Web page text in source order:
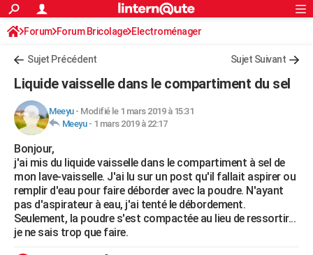
ACTUALITÉS
Politique
Société
Faits Divers
Education
Monde
Villes
+
FINANCE
Retraite
Impôts
Epargne
Immobilier
Risques naturels par ville
Banque
Assurance
Crédit
AUTO
Essais
Réserver un essai
Citadines
Berlines
SUV
Forum auto
+HIGH-TECH
Mobiles
Meilleur smartphone
Internet
Ordinateurs
Jeux vidéo
Guide high-tech
+BRICOLAGE
Forum
Aménagement intérieur
Extérieur
Cuisine
Salle de bains
Jardinage
Rangement
WEEK-END
Guides de France
Escapades
Patrimoine
Expositions
Musées
Week-end nature
+
S'inscrire
Connexion
Forum Forum Bricolage Electroménager
Sujet Précédent Sujet Suivant
Liquide vaisselle dans le compartiment du sel
Meeyu- Modifié le 1 mars 2019 à 15:31
Meeyu- 1 mars 2019 à 22:17
Bonjour,
j'ai mis du liquide vaisselle dans le compartiment à sel de
mon lave-vaisselle. J'ai lu sur un post qu'il fallait aspirer ou
remplir d'eau pour faire déborder avec la poudre. N'ayant
pas d'aspirateur à eau, j'ai tenté le débordement.
Seulement, la poudre s'est compactée au lieu de ressortir...
je ne sais trop que faire.